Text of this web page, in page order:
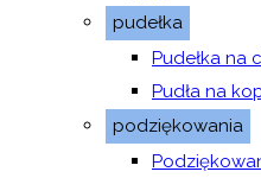
pudełka
Pudełka na
Pudła na
podziękowania